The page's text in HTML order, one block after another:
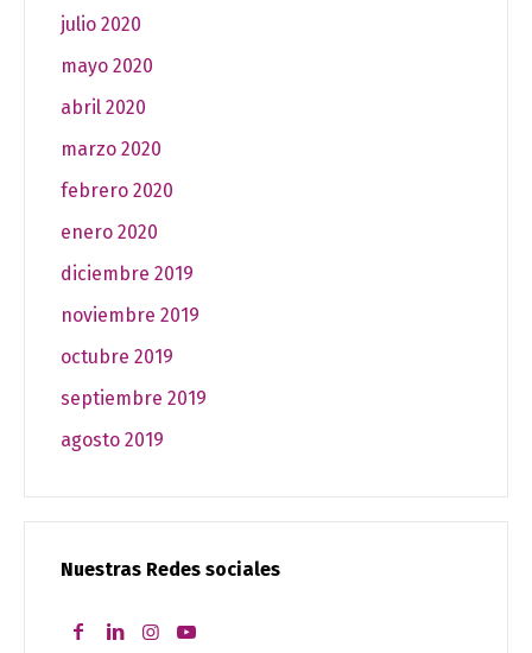
julio 2020
mayo 2020
abril 2020
marzo 2020
febrero 2020
enero 2020
diciembre 2019
noviembre 2019
octubre 2019
septiembre 2019
agosto 2019
Nuestras Redes sociales